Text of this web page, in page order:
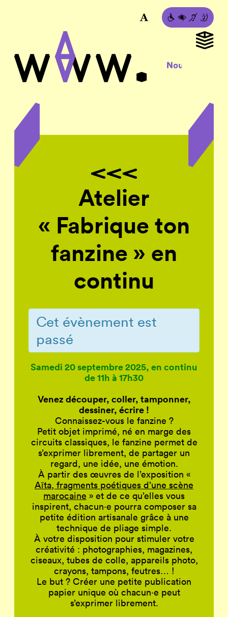
Atelier
« Fabrique ton
fanzine » en
continu
Cet évènement est
passé
Samedi 20 septembre 2025, en continu
de 11h à 17h30
Venez découper, coller, tamponner,
dessiner, écrire !
Connaissez-vous le fanzine ?
Petit objet imprimé, né en marge des
circuits classiques, le fanzine permet de
s’exprimer librement, de partager un
regard, une idée, une émotion.
À partir des œuvres de l’exposition «
Aïta, fragments poétiques d’une scène
marocaine » et de ce qu’elles vous
inspirent, chacun·e pourra composer sa
petite édition artisanale grâce à une
technique de pliage simple.
À votre disposition pour stimuler votre
créativité : photographies, magazines,
ciseaux, tubes de colle, appareils photo,
crayons, tampons, feutres… !
Le but ? Créer une petite publication
papier unique où chacun·e peut
s’exprimer librement.